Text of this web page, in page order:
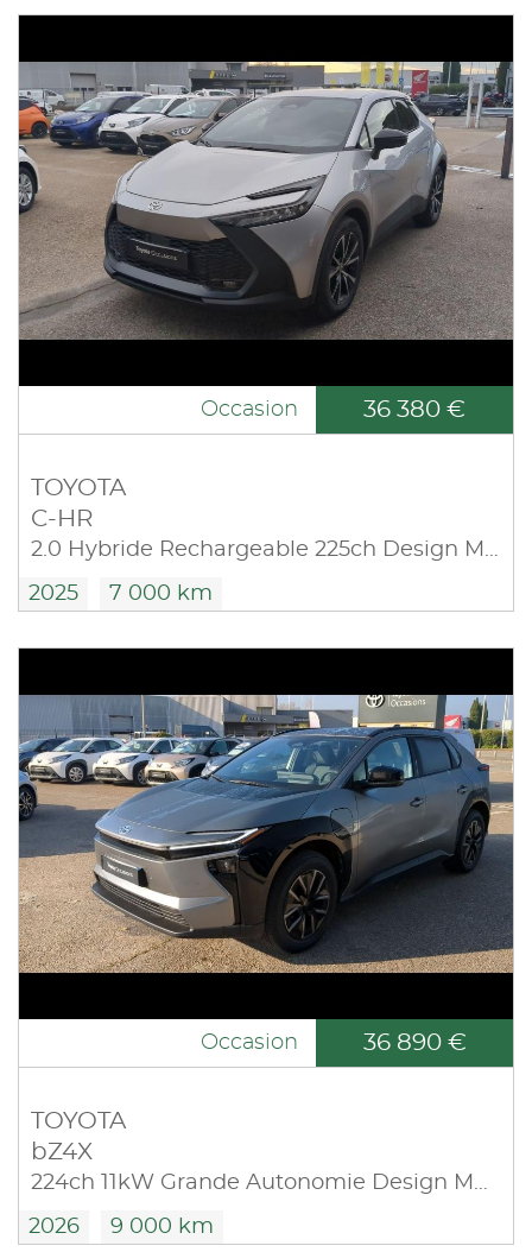
Occasion 36 380 €
TOYOTA
C-HR
2.0 Hybride Rechargeable 225ch Design MY25
2025 7 000 km
Occasion 36 890 €
TOYOTA
bZ4X
224ch 11kW Grande Autonomie Design MC25
2026 9 000 km